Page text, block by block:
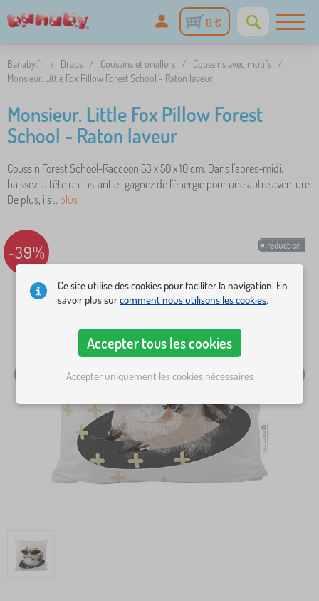
0 €
Banaby.fr » Draps / Coussins et oreillers / Coussins avec motifs /
Monsieur. Little Fox Pillow Forest School - Raton laveur
Monsieur. Little Fox Pillow Forest
School - Raton laveur
Coussin Forest School-Raccoon 53 x 50 x 10 cm. Dans l'après-midi,
baissez la tête un instant et gagnez de l'énergie pour une autre aventure.
De plus, ils .. plus
réduction
-39%
Ce site utilise des cookies pour faciliter la navigation. En
savoir plus surcomment nous utilisons les cookies.
Accepter tous les cookies
Accepter uniquement les cookies nécessaires